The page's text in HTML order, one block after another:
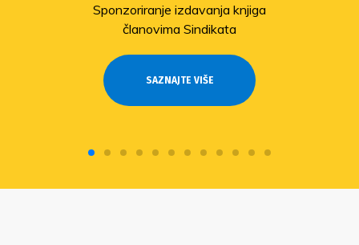
Sponzoriranje izdavanja knjiga
članovima Sindikata
SAZNAJTE VIŠE